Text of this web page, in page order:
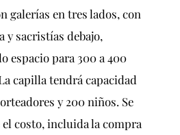
galerías en tres lados, con
y sacristías debajo,
espacio para 300 a 400
capilla tendrá capacidad
y 200 niños. Se
el costo, incluida la compra